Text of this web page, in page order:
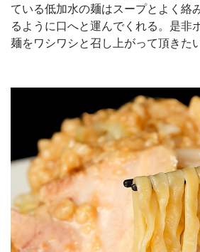
ている低加水の麺はスープとよく絡
るように口へと運んでくれる。是非
麺をワシワシと召し上がって頂きたい